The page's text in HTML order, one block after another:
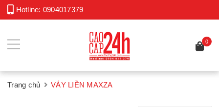
Hotline: 0904017379
0
Trang chủ VÁY LIỀN MAXZA